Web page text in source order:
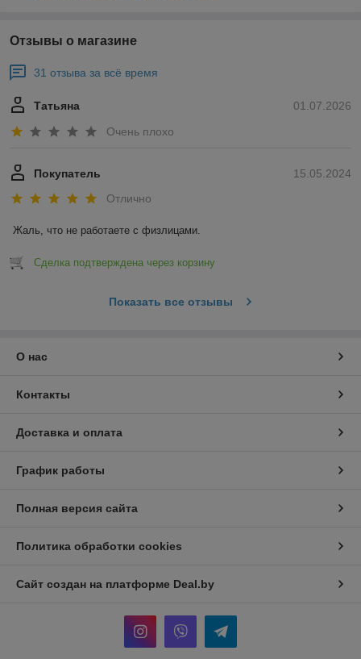
Отзывы о магазине
31 отзыва за всё время
01.07.2026
Татьяна
Очень плохо
15.05.2024
Покупатель
Отлично
Жаль, что не работаете с физлицами.
Сделка подтверждена через корзину
Показать все отзывы
О нас
Контакты
Доставка и оплата
График работы
Полная версия сайта
Политика обработки cookies
Сайт создан на платформе Deal.by